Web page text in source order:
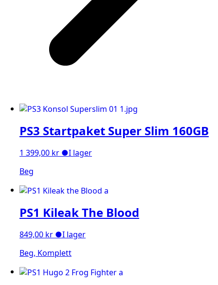
PS3 Startpaket Super Slim 160GB
1 399,00 kr ●I lager
Beg
PS1 Kileak The Blood
849,00 kr ●I lager
Beg, Komplett